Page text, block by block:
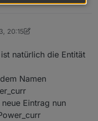
20:15
natürlich die Entität
Namen
Eintrag nun